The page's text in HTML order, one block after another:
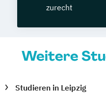
zurecht
Weitere
Studieren in Leipzig